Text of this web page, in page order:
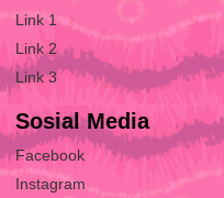
Link 1
Link 2
Link 3
Sosial Media
Facebook
Instagram